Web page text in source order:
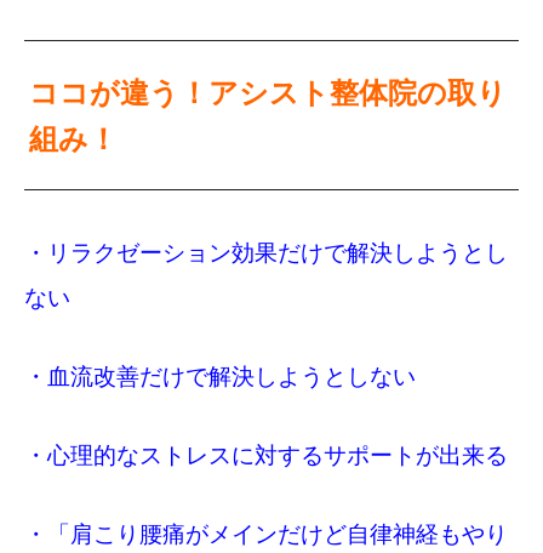
ココが違う！アシスト整体院の取り
組み！
・リラクゼーション効果だけで解決しようとし
ない
・血流改善だけで解決しようとしない
・心理的なストレスに対するサポートが出来る
・「肩こり腰痛がメインだけど自律神経もやり